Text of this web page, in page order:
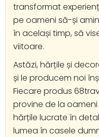
transformat
pe oameni să-și
în același timp, să
viitoare.
Astăzi, hărțile și
și le producem noi
Fiecare produs
provine de la
hărțile lucrate în
lumea în casele